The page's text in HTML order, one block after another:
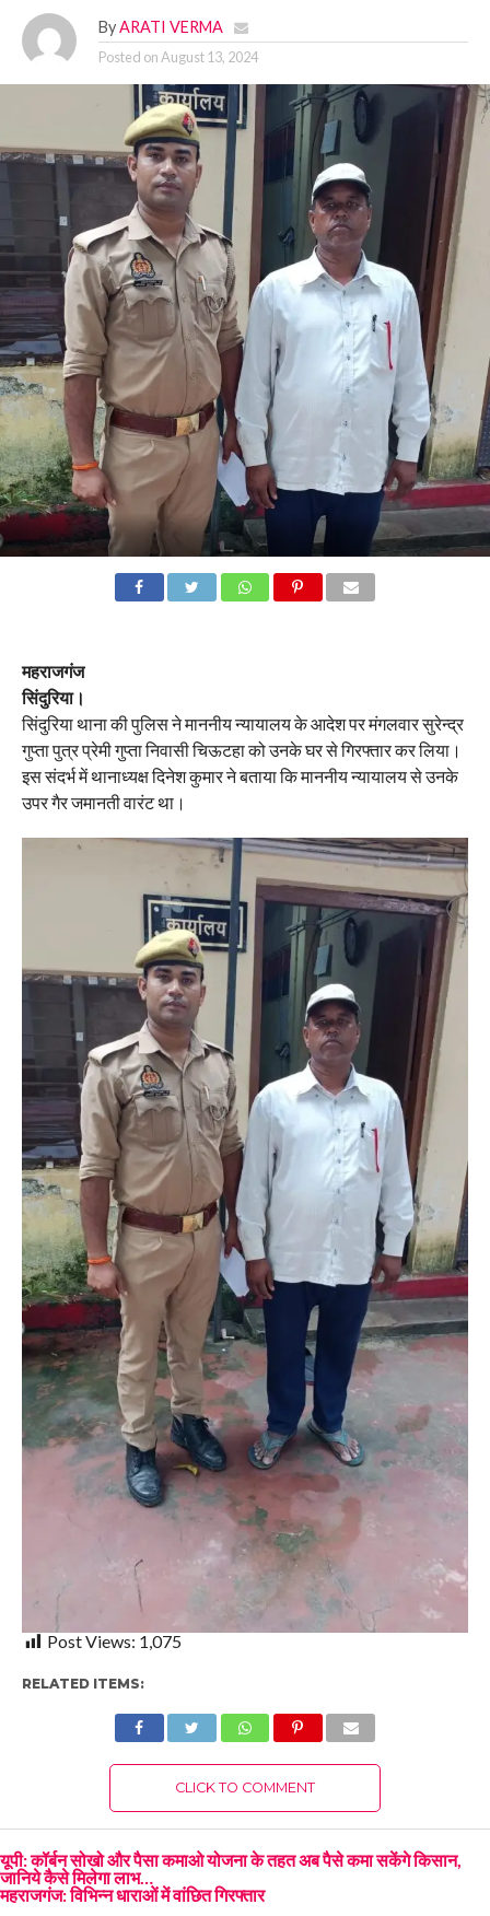
By ARATI VERMA
Posted onAugust 13, 2024
महराजगंज
सिंदुरिया।
सिंदुरिया थाना की पुलिस ने माननीय न्यायालय के आदेश पर मंगलवार सुरेन्द्र
गुप्ता पुत्र प्रेमी गुप्ता निवासी चिऊटहा को उनके घर से गिरफ्तार कर लिया।
इस संदर्भ में थानाध्यक्ष दिनेश कुमार ने बताया कि माननीय न्यायालय से उनके
उपर गैर जमानती वारंट था।
Post Views: 1,075
RELATED ITEMS:
CLICK TO COMMENT
यूपी: कॉर्बन सोखो और पैसा कमाओ योजना के तहत अब पैसे कमा सकेंगे किसान,
जानिये कैसे मिलेगा लाभ…
महराजगंज: विभिन्न धाराओं में वांछित गिरफ्तार